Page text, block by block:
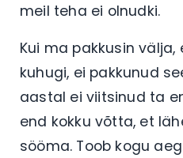
meil teha ei olnudki.
Kui ma pakkusin
kuhugi, ei pakkunud
aastal ei viitsinud ta
end kokku võtta, et
sööma. Toob kogu